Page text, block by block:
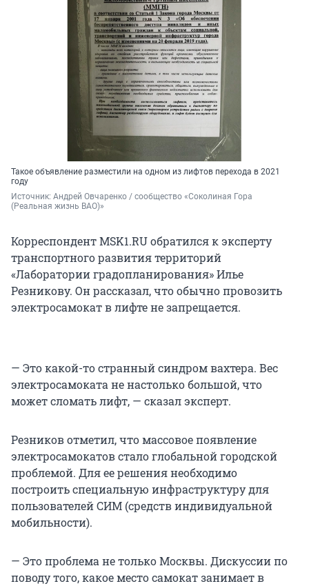
Такое объявление разместили на одном из лифтов перехода в 2021
году
Источник: Андрей Овчаренко / сообщество «Соколиная Гора
(Реальная жизнь ВАО)»
Корреспондент MSK1.RU обратился к эксперту
транспортного развития территорий
«Лаборатории градопланирования» Илье
Резникову. Он рассказал, что обычно провозить
электросамокат в лифте не запрещается.
— Это какой-то странный синдром вахтера. Вес
электросамоката не настолько большой, что
может сломать лифт, — сказал эксперт.
Резников отметил, что массовое появление
электросамокатов стало глобальной городской
проблемой. Для ее решения необходимо
построить специальную инфраструктуру для
пользователей СИМ (средств индивидуальной
мобильности).
— Это проблема не только Москвы. Дискуссии по
поводу того, какое место самокат занимает в